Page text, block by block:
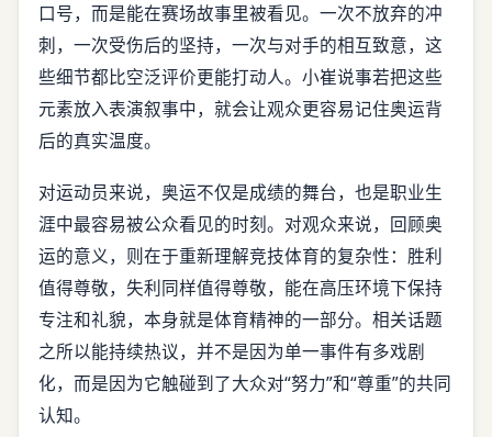
口号，而是能在赛场故事里被看见。一次不放弃的冲
刺，一次受伤后的坚持，一次与对手的相互致意，这
些细节都比空泛评价更能打动人。小崔说事若把这些
元素放入表演叙事中，就会让观众更容易记住奥运背
后的真实温度。
对运动员来说，奥运不仅是成绩的舞台，也是职业生
涯中最容易被公众看见的时刻。对观众来说，回顾奥
运的意义，则在于重新理解竞技体育的复杂性：胜利
值得尊敬，失利同样值得尊敬，能在高压环境下保持
专注和礼貌，本身就是体育精神的一部分。相关话题
之所以能持续热议，并不是因为单一事件有多戏剧
化，而是因为它触碰到了大众对“努力”和“尊重”的共同
认知。